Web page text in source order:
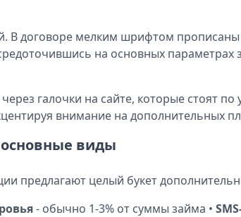
В договоре мелким шрифтом прописаны
на основных параметрах
галочки на сайте, которые стоят
внимание на дополнительных
виды
предлагают целый букет
- обычно 1-3% от суммы займа •